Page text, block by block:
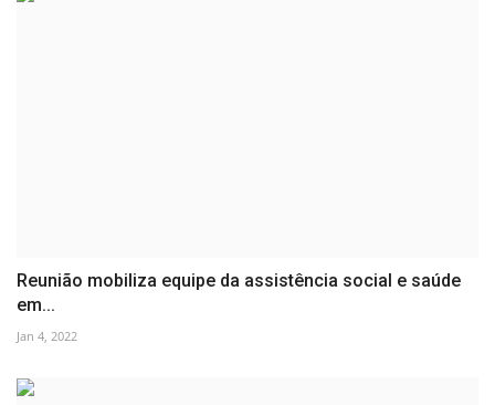
Reunião mobiliza equipe da assistência social e saúde
em...
Jan 4, 2022